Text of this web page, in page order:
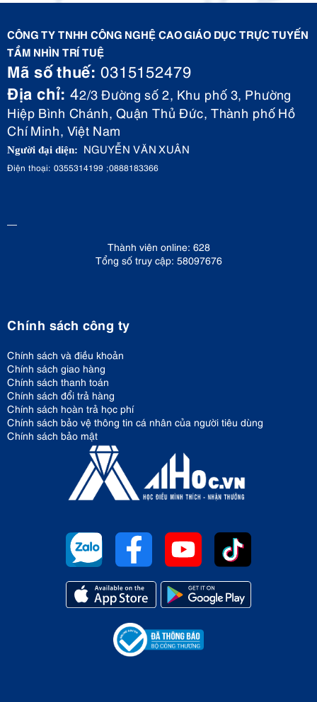
CÔNG TY TNHH CÔNG NGHỆ CAO GIÁO DỤC TRỰC TUYẾN
TẦM NHÌN TRÍ TUỆ
Mã số thuế: 0315152479
Địa chỉ: 42/3 Đường số 2, Khu phố 3, Phường
Hiệp Bình Chánh, Quận Thủ Đức, Thành phố Hồ
Chí Minh, Việt Nam
Người đại diện: NGUYỄN VĂN XUÂN
Điện thoại: 0355314199 ;0888183366
Thành viên online: 628
Tổng số truy cập: 58097676
Chính sách công ty
Chính sách và điều khoản
Chính sách giao hàng
Chính sách thanh toán
Chính sách đổi trả hàng
Chính sách hoàn trả học phí
Chính sách bảo vệ thông tin cá nhân của người tiêu dùng
Chính sách bảo mật